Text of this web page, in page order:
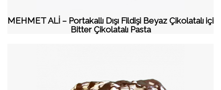
MEHMET ALİ – Portakallı Dışı Fildişi Beyaz Çikolatalı içi
Bitter Çikolatalı Pasta